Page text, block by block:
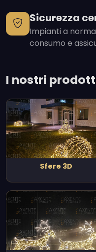
Sicurezza
Impianti a
consumo e
I nostri
Sfere 3D